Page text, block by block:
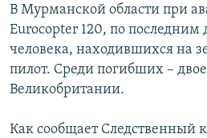
Вернутся
поиску
КАВКАЗ.РЕАЛИИ
СЕВЕР.РЕАЛИИ
СИБИРЬ.РЕАЛИИ
РАСПИСАНИЕ ВЕЩАНИЯ
ПОДПИШИТЕСЬ НА РАССЫЛКУ
В Мурманской области при
Eurocopter 120, по
человека, находившихся на
пилот. Среди погибших –
Великобритании.
Как сообщает Следственный